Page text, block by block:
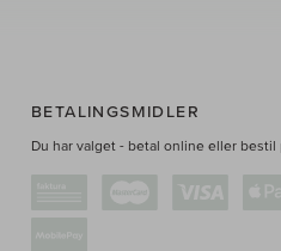
BETALINGSMIDLER
Du har valget - betal online eller bestil